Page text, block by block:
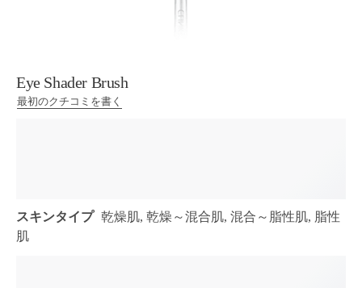
Eye Shader Brush
最初のクチコミを書く
スキンタイプ 乾燥肌, 乾燥～混合肌, 混合～脂性肌, 脂性
肌